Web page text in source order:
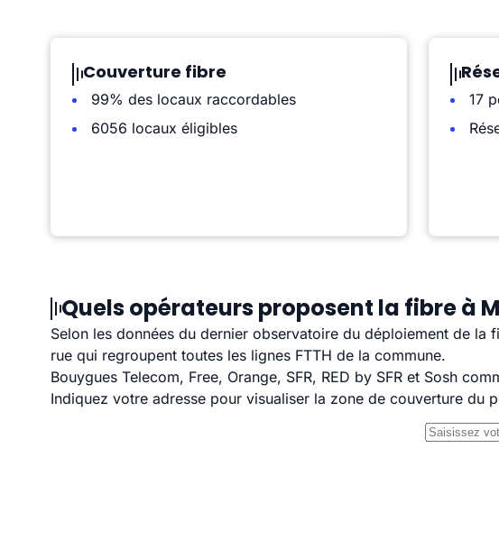
Couverture fibre
99% des locaux raccordables
6056 locaux éligibles
17
Quels opérateurs proposent la fibre à
Selon les données du dernier observatoire du déploiement de la
rue qui regroupent toutes les lignes FTTH de la commune.
Bouygues Telecom, Free, Orange, SFR, RED by SFR et Sosh
Indiquez votre adresse pour visualiser la zone de couverture